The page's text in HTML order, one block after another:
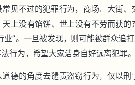
见不过的犯罪行为，商场、大街
上没有馅饼、世上没有不劳而获
业”。一旦被发现，则可能被群众追
行为，希望大家洁身自好远离犯罪。
德的角度去谴责盗窃行为，仅以刑